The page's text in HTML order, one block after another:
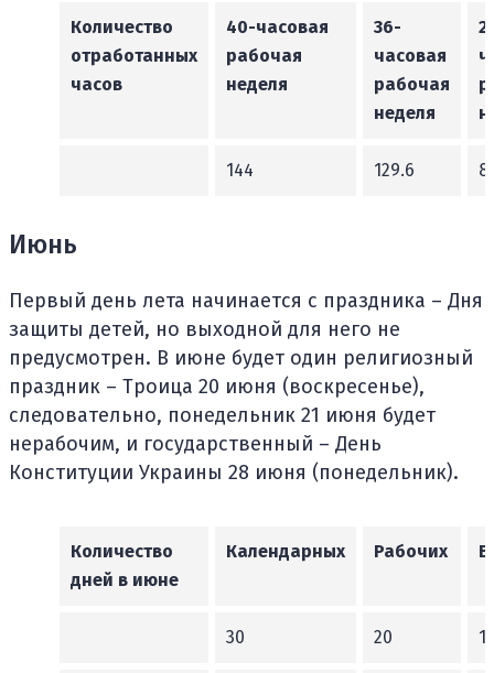
Количество
отработанных
часов
40-часовая
рабочая
неделя
36-
часовая
рабочая
неделя
144 129.6
Июнь
Первый день лета начинается с праздника – Дня
защиты детей, но выходной для него не
предусмотрен. В июне будет один религиозный
праздник – Троица 20 июня (воскресенье),
следовательно, понедельник 21 июня будет
нерабочим, и государственный – День
Конституции Украины 28 июня (понедельник).
Количество
дней в июне
Календарных Рабочих
30 20